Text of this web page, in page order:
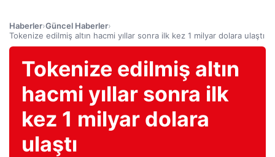
Haberler›Güncel Haberler›
Tokenize edilmiş altın hacmi yıllar sonra ilk kez 1 milyar dolara ulaştı
Tokenize edilmiş altın
hacmi yıllar sonra ilk
kez 1 milyar dolara
ulaştı